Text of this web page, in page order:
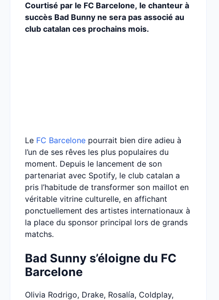
Courtisé par le FC Barcelone, le chanteur à
succès Bad Bunny ne sera pas associé au
club catalan ces prochains mois.
Le FC Barcelone pourrait bien dire adieu à
l’un de ses rêves les plus populaires du
moment. Depuis le lancement de son
partenariat avec Spotify, le club catalan a
pris l’habitude de transformer son maillot en
véritable vitrine culturelle, en affichant
ponctuellement des artistes internationaux à
la place du sponsor principal lors de grands
matchs.
Bad Sunny s’éloigne du FC
Barcelone
Olivia Rodrigo, Drake, Rosalía, Coldplay,